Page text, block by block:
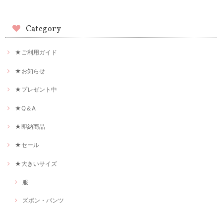
Category
★ご利用ガイド
★お知らせ
★プレゼント中
★Q＆A
★即納商品
★セール
★大きいサイズ
服
ズボン・パンツ